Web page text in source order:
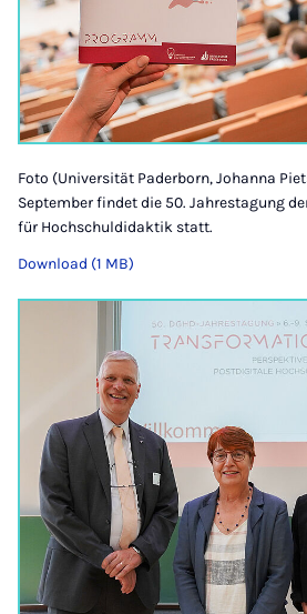
Foto (Universität Paderborn, Johanna
September findet die 50. Jahrestagung
für Hochschuldidaktik statt.
Download (1 MB)